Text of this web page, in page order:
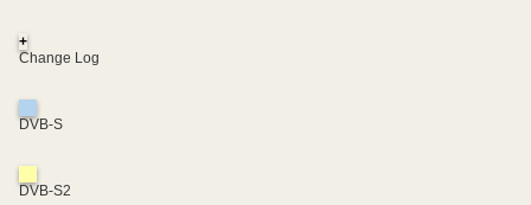
+
Change Log
DVB-S
DVB-S2